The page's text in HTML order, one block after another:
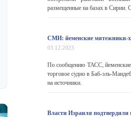
размещенные на базах в Сирии.
СМИ: йеменские мятежники-
03.12.2023
По сообщению ТАСС, йеменские
торговое судно в Баб-эль-
на источники.
Власти Израиля подтвердили